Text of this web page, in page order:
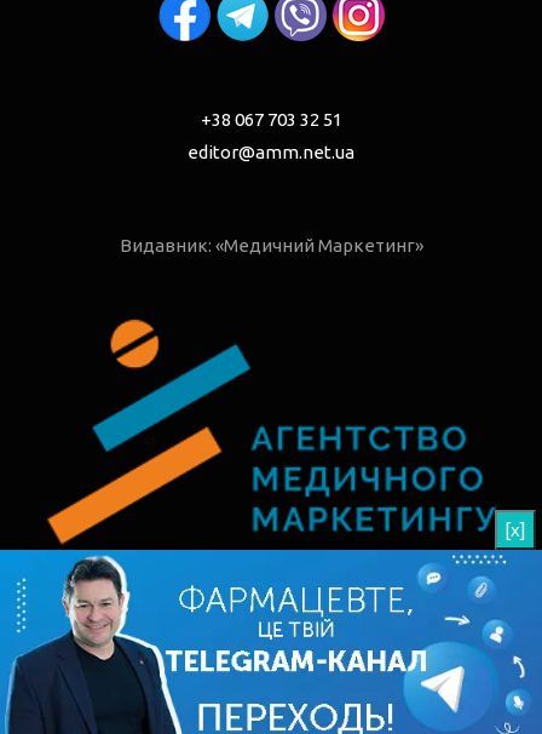
+38 067 703 32 51
editor@amm.net.ua
Видавник: «Медичний Маркетинг»
© 2026 РАП - Рецепти Аптечних Продажів
Угода користувача Редакція АВТОРИ
[x]